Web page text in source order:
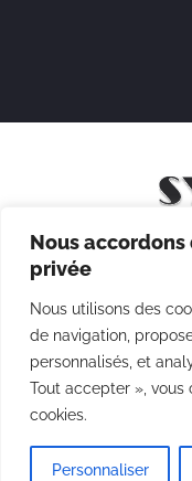
Nous
privée
Nous utilisons des
de navigation,
personnalisés, et
Tout accepter », vous
cookies.
Personnaliser